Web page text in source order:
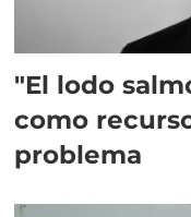
"El lodo
como
problema